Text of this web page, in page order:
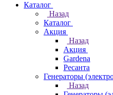
Каталог
Назад
Каталог
Акция
Назад
Акция
Gardena
Ресанта
Генераторы
Назад